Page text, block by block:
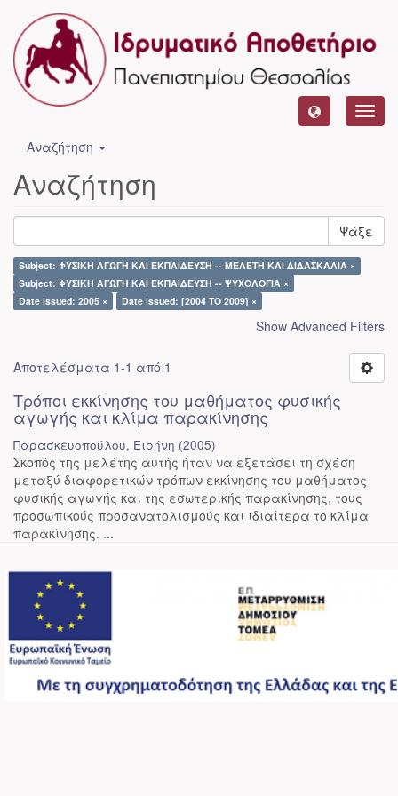
Αναζήτηση
Αναζήτηση
Ψάξε
Subject: ΦΥΣΙΚΗ ΑΓΩΓΗ ΚΑΙ ΕΚΠΑΙΔΕΥΣΗ -- ΜΕΛΕΤΗ ΚΑΙ ΔΙΔΑΣΚΑΛΙΑ ×
Subject: ΦΥΣΙΚΗ ΑΓΩΓΗ ΚΑΙ ΕΚΠΑΙΔΕΥΣΗ -- ΨΥΧΟΛΟΓΙΑ ×
Date issued: 2005 ×
Date issued: [2004 TO 2009] ×
Show Advanced Filters
Αποτελέσματα 1-1 από 1
Τρόποι εκκίνησης του μαθήματος φυσικής
αγωγής και κλίμα παρακίνησης
Παρασκευοπούλου, Ειρήνη (2005)
Σκοπός της μελέτης αυτής ήταν να εξετάσει τη σχέση
μεταξύ διαφορετικών τρόπων εκκίνησης του μαθήματος
φυσικής αγωγής και της εσωτερικής παρακίνησης, τους
προσωπικούς προσανατολισμούς και ιδιαίτερα το κλίμα
παρακίνησης. ...